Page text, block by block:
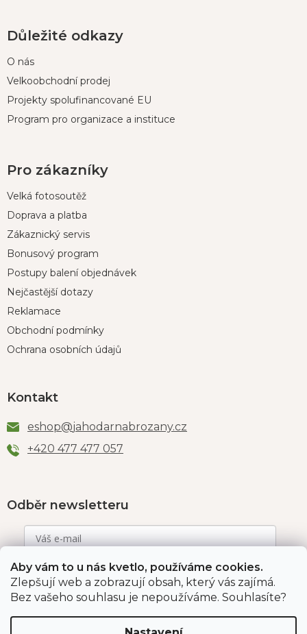
Aby vám to u nás kvetlo, používáme cookies.
Zlepšují web a zobrazují obsah, který vás zajímá.
Bez vašeho souhlasu je nepoužíváme. Souhlasíte?
Důležité odkazy
O nás
Velkoobchodní prodej
Projekty spolufinancované EU
Program pro organizace a instituce
Pro zákazníky
Velká fotosoutěž
Doprava a platba
Zákaznický servis
Bonusový program
Postupy balení objednávek
Nejčastější dotazy
Reklamace
Obchodní podmínky
Ochrana osobních údajů
Kontakt
eshop@jahodarnabrozany.cz
+420 477 477 057
Odběr newsletteru
Vložením e-mailu souhlasíte s podmínkamiochrany
osobních údajů.